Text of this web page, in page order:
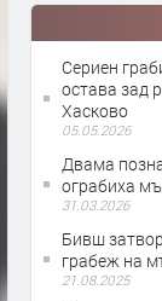
Сериен
остава зад
Хасково
05.05.2026
Двама
ограбиха
31.03.2026
Бивш
грабеж на
21.08.2025